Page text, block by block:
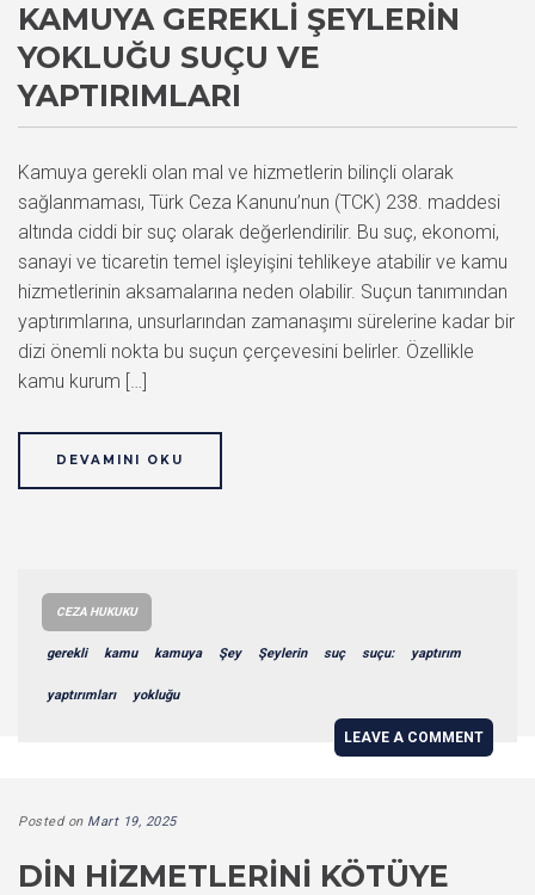
KAMUYA GEREKLI ŞEYLERIN
YOKLUĞU SUÇU VE
YAPTIRIMLARI
Kamuya gerekli olan mal ve hizmetlerin bilinçli olarak
sağlanmaması, Türk Ceza Kanunu’nun (TCK) 238. maddesi
altında ciddi bir suç olarak değerlendirilir. Bu suç, ekonomi,
sanayi ve ticaretin temel işleyişini tehlikeye atabilir ve kamu
hizmetlerinin aksamalarına neden olabilir. Suçun tanımından
yaptırımlarına, unsurlarından zamanaşımı sürelerine kadar bir
dizi önemli nokta bu suçun çerçevesini belirler. Özellikle
kamu kurum […]
DEVAMINI OKU
CEZA HUKUKU
gerekli kamu kamuya Şey Şeylerin suç suçu: yaptırım
yaptırımları yokluğu
LEAVE A COMMENT
Posted on Mart 19, 2025
DIN HIZMETLERINI KÖTÜYE